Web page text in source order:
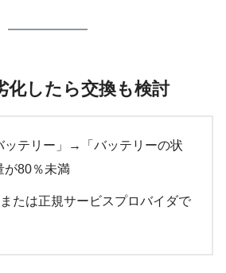
化したら交換も検討
ッテリー」→「バッテリーの状
80％未満
たは正規サービスプロバイダで